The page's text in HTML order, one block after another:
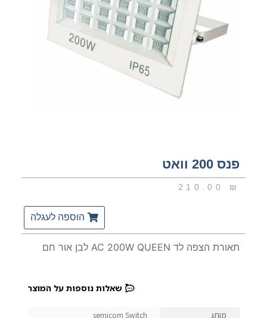
פנס 200 וואט
210.00 ₪
הוספה לעגלה
תאורת הצפה לד AC 200W QUEEN לבן אור חם
שאלות נוספות על המוצר
מותג semicom Switch